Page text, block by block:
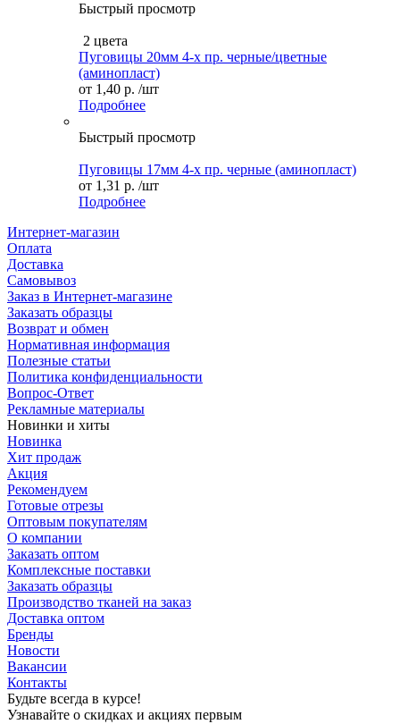
Быстрый просмотр
2 цвета
Пуговицы 20мм 4-х пр. черные/цветные
(аминопласт)
от 1,40 р. /шт
Подробнее
Быстрый просмотр
Пуговицы 17мм 4-х пр. черные (аминопласт)
от 1,31 р. /шт
Подробнее
Интернет-магазин
Оплата
Доставка
Самовывоз
Заказ в Интернет-магазине
Заказать образцы
Возврат и обмен
Нормативная информация
Полезные статьи
Политика конфиденциальности
Вопрос-Ответ
Рекламные материалы
Новинки и хиты
Новинка
Хит продаж
Акция
Рекомендуем
Готовые отрезы
Оптовым покупателям
О компании
Заказать оптом
Комплексные поставки
Заказать образцы
Производство тканей на заказ
Доставка оптом
Бренды
Новости
Вакансии
Контакты
Будьте всегда в курсе!
Узнавайте о скидках и акциях первым